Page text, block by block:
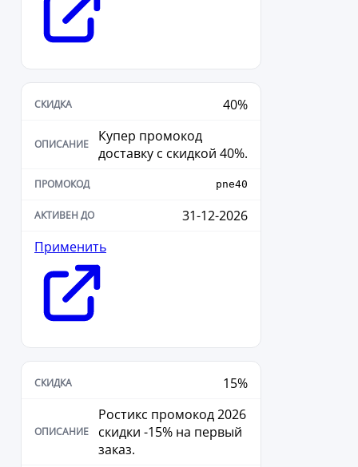
40%
Купер промокод
доставку с скидкой 40%.
pne40
31-12-2026
Применить
15%
Ростикс промокод 2026
скидки -15% на первый
заказ.